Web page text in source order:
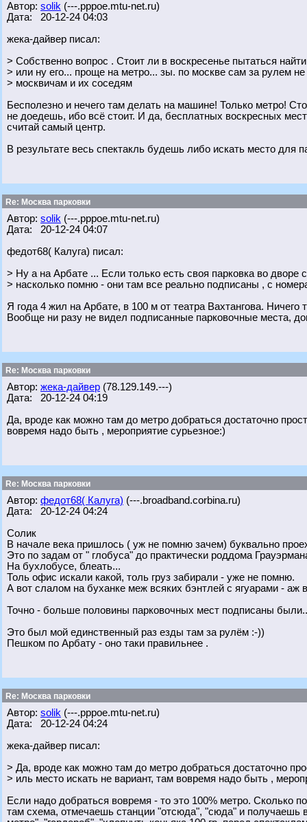
Автор: solik (---.pppoe.mtu-net.ru)
Дата: 20-12-24 04:03
жека-дайвер писал:
> Собственно вопрос . Стоит ли в воскресенье пытаться
> или ну его... проще на метро... зы. по москве сам за рулем
> москвичам и их соседям
Бесполезно и нечего там делать на машине! Только метро!
не доедешь, ибо всё стоит. И да, бесплатных воскресных
считай самый центр.
В результате весь спектакль будешь либо искать место для
Re: Москва парковки
Автор: solik (---.pppoe.mtu-net.ru)
Дата: 20-12-24 04:07
федот68( Калуга) писал:
> Ну а на Арбате ... Если только есть своя парковка во дворе
> насколько помню - они там все реально подписаны , с
Я года 4 жил на Арбате, в 100 м от театра Вахтангова.
Вообще ни разу не видел подписанные парковочные места,
Re: Москва парковки
Автор: жека-дайвер (78.129.149.---)
Дата: 20-12-24 04:19
Да, вроде как можно там до метро добраться достаточно
вовремя надо быть , мероприятие сурьезное:)
Re: Москва парковки
Автор: федот68( Калуга) (---.broadband.corbina.ru)
Дата: 20-12-24 04:24
Солик
В начале века пришлось ( уж не помню зачем) буквально
Это по задам от " глобуса" до практически роддома
На бухлобусе, блеать...
Толь офис искали какой, толь груз забирали - уже не помню.
А вот слалом на буханке меж всяких бэнтлей с ягуарами - аж
Точно - больше половины парковочных мест подписаны
Это был мой единственный раз езды там за рулём :-))
Пешком по Арбату - оно таки правильнее .
Re: Москва парковки
Автор: solik (---.pppoe.mtu-net.ru)
Дата: 20-12-24 04:24
жека-дайвер писал:
> Да, вроде как можно там до метро добраться достаточно
> иль место искать не вариант, там вовремя надо быть ,
Если надо добраться вовремя - то это 100% метро. Сколько
там схема, отмечаешь станции "отсюда", "сюда" и получаешь